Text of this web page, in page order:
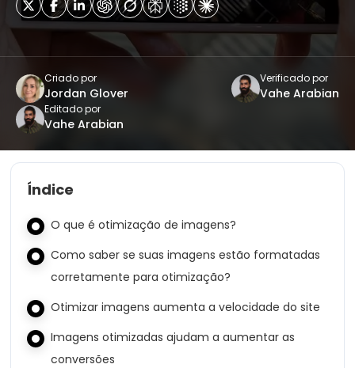
Criado por
Jordan Glover
Verificado por
Vahe Arabian
Editado por
Vahe Arabian
Índice
O que é otimização de imagens?
Como saber se suas imagens estão formatadas
corretamente para otimização?
Otimizar imagens aumenta a velocidade do site
Imagens otimizadas ajudam a aumentar as
conversões